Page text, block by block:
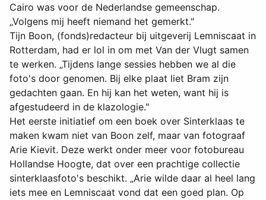
Cairo was voor de Nederlandse gemeenschap.
„Volgens mij heeft niemand het gemerkt."
Tijn Boon, (fonds)redacteur bij uitgeverij Lemniscaat in
Rotterdam, had er lol in om met Van der Vlugt samen
te werken. „Tijdens lange sessies hebben we al die
foto's door genomen. Bij elke plaat liet Bram zijn
gedachten gaan. En hij kan het weten, want hij is
afgestudeerd in de klazologie."
Het eerste initiatief om een boek over Sinterklaas te
maken kwam niet van Boon zelf, maar van fotograaf
Arie Kievit. Deze werkt onder meer voor fotobureau
Hollandse Hoogte, dat over een prachtige collectie
sinterklaasfoto's beschikt. „Arie wilde daar al heel lang
iets mee en Lemniscaat vond dat een goed plan. Op